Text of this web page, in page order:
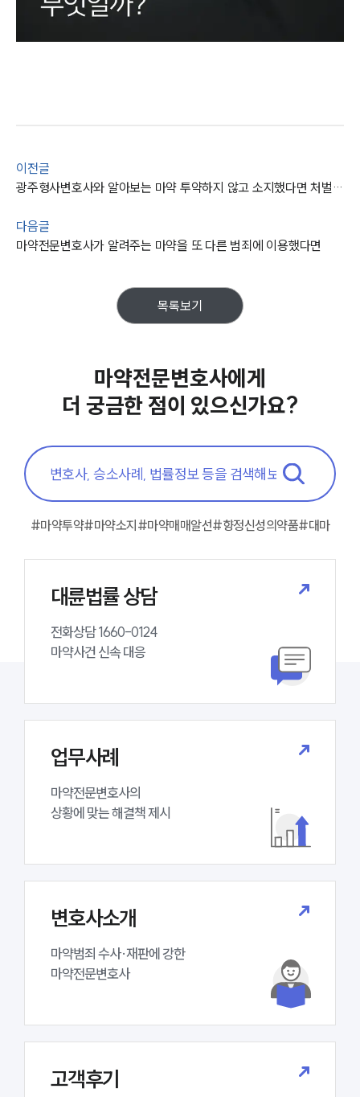
팀소개
팀소개
오시는 길
글로벌 파트너 로펌
통합검색
주요 업무사례
법률지식인
마약소송 ・ 상담후기
마약팀 업무
전체
마약전문변호사
소식/자료
법률 블로그
법률서식
이전글
광주형사변호사와 알아보는 마약 투약하지 않고 소지했다면 처벌 받을까?
다음글
마약전문변호사가 알려주는 마약을 또 다른 범죄에 이용했다면
목록보기
마약전문변호사에게
더 궁금한 점이 있으신가요?
#마약투약#마약소지 #마약매매알선#향정신성의약품#대마
대륜법률 상담
전화상담 1660-0124
마약사건 신속 대응
업무사례
마약전문변호사의
상황에 맞는 해결책 제시
변호사소개
마약범죄 수사·재판에 강한
마약전문변호사
고객후기